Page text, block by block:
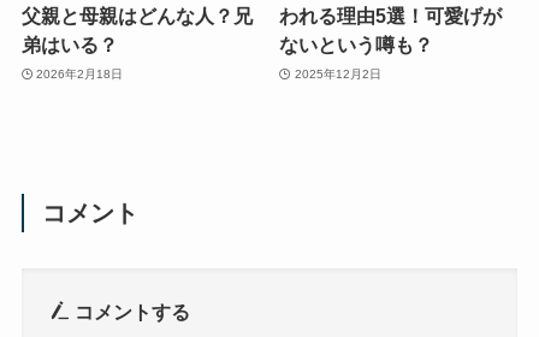
父親と母親はどんな人？兄
弟はいる？
2026年2月18日
われる理由5選！可愛げが
ないという噂も？
2025年12月2日
コメント
コメントする